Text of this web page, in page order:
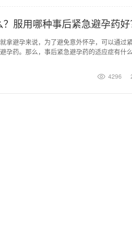
服用哪种事后紧急避孕药好
拿避孕来说，为了避免意外怀孕，可以通过
孕药。那么，事后紧急避孕药的适应症有什
4296